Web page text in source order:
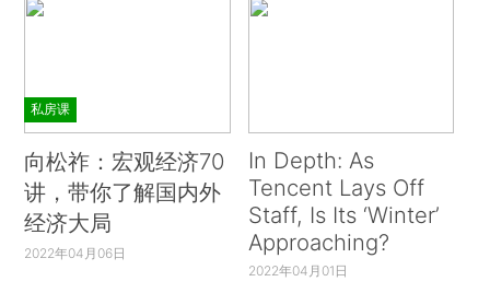
私房课
向松祚：宏观经济70
讲，带你了解国内外
经济大局
2022年04月06日
In Depth: As
Tencent Lays Off
Staff, Is Its ‘Winter’
Approaching?
2022年04月01日